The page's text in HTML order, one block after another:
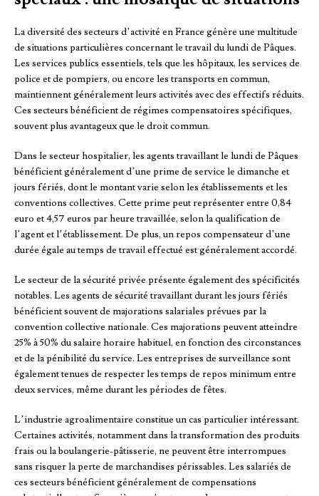
La diversité des secteurs d’activité en France génère une multitude
de situations particulières concernant le travail du lundi de Pâques.
Les services publics essentiels, tels que les hôpitaux, les services de
police et de pompiers, ou encore les transports en commun,
maintiennent généralement leurs activités avec des effectifs réduits.
Ces secteurs bénéficient de régimes compensatoires spécifiques,
souvent plus avantageux que le droit commun.
Dans le secteur hospitalier, les agents travaillant le lundi de Pâques
bénéficient généralement d’une prime de service le dimanche et
jours fériés, dont le montant varie selon les établissements et les
conventions collectives. Cette prime peut représenter entre 0,84
euro et 4,57 euros par heure travaillée, selon la qualification de
l’agent et l’établissement. De plus, un repos compensateur d’une
durée égale au temps de travail effectué est généralement accordé.
Le secteur de la sécurité privée présente également des spécificités
notables. Les agents de sécurité travaillant durant les jours fériés
bénéficient souvent de majorations salariales prévues par la
convention collective nationale. Ces majorations peuvent atteindre
25% à 50% du salaire horaire habituel, en fonction des circonstances
et de la pénibilité du service. Les entreprises de surveillance sont
également tenues de respecter les temps de repos minimum entre
deux services, même durant les périodes de fêtes.
L’industrie agroalimentaire constitue un cas particulier intéressant.
Certaines activités, notamment dans la transformation des produits
frais ou la boulangerie-pâtisserie, ne peuvent être interrompues
sans risquer la perte de marchandises périssables. Les salariés de
ces secteurs bénéficient généralement de compensations